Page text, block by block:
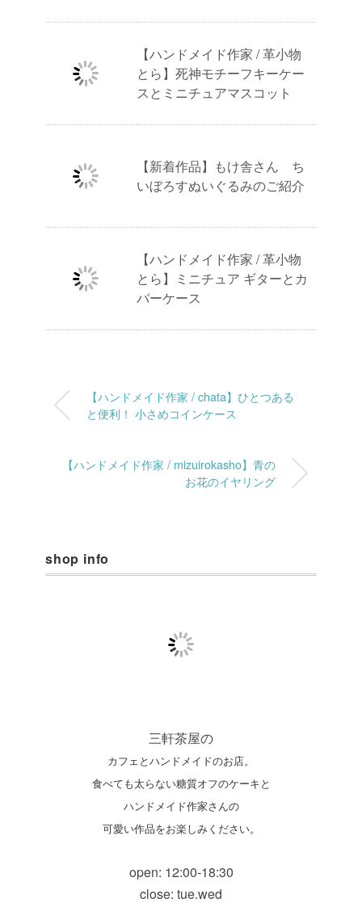
【ハンドメイド作家 / 革小物
とら】死神モチーフキーケー
スとミニチュアマスコット
【新着作品】もけ舎さん ち
いぼろすぬいぐるみのご紹介
【ハンドメイド作家 / 革小物
とら】ミニチュア ギターとカ
バーケース
【ハンドメイド作家 / chata】ひとつある
と便利！ 小さめコインケース
【ハンドメイド作家 / mizuirokasho】青の
お花のイヤリング
shop info
三軒茶屋の
カフェとハンドメイドのお店。
食べても太らない糖質オフのケーキと
ハンドメイド作家さんの
可愛い作品をお楽しみください。
open: 12:00-18:30
close: tue.wed